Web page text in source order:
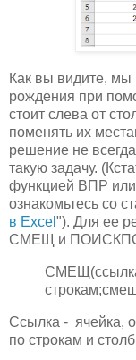
Как вы видите,
рождения при
стоит слева от
поменять их
решение не
такую задачу.
функцией ВПР или
ознакомьтесь со
в Excel "). Для ее
СМЕЩ и
Ссылка - ячейка,
по строкам и